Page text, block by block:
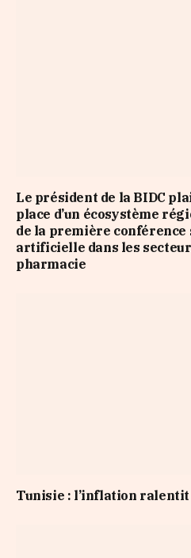
Le président de la BIDC
place d’un écosystème
de la première conférence
artificielle dans les
pharmacie
Tunisie : l’inflation ralentit